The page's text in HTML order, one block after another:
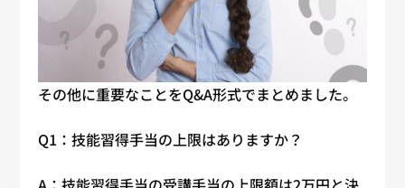
その他に重要なことをQ&A形式でまとめました。
Q1：技能習得手当の上限はありますか？